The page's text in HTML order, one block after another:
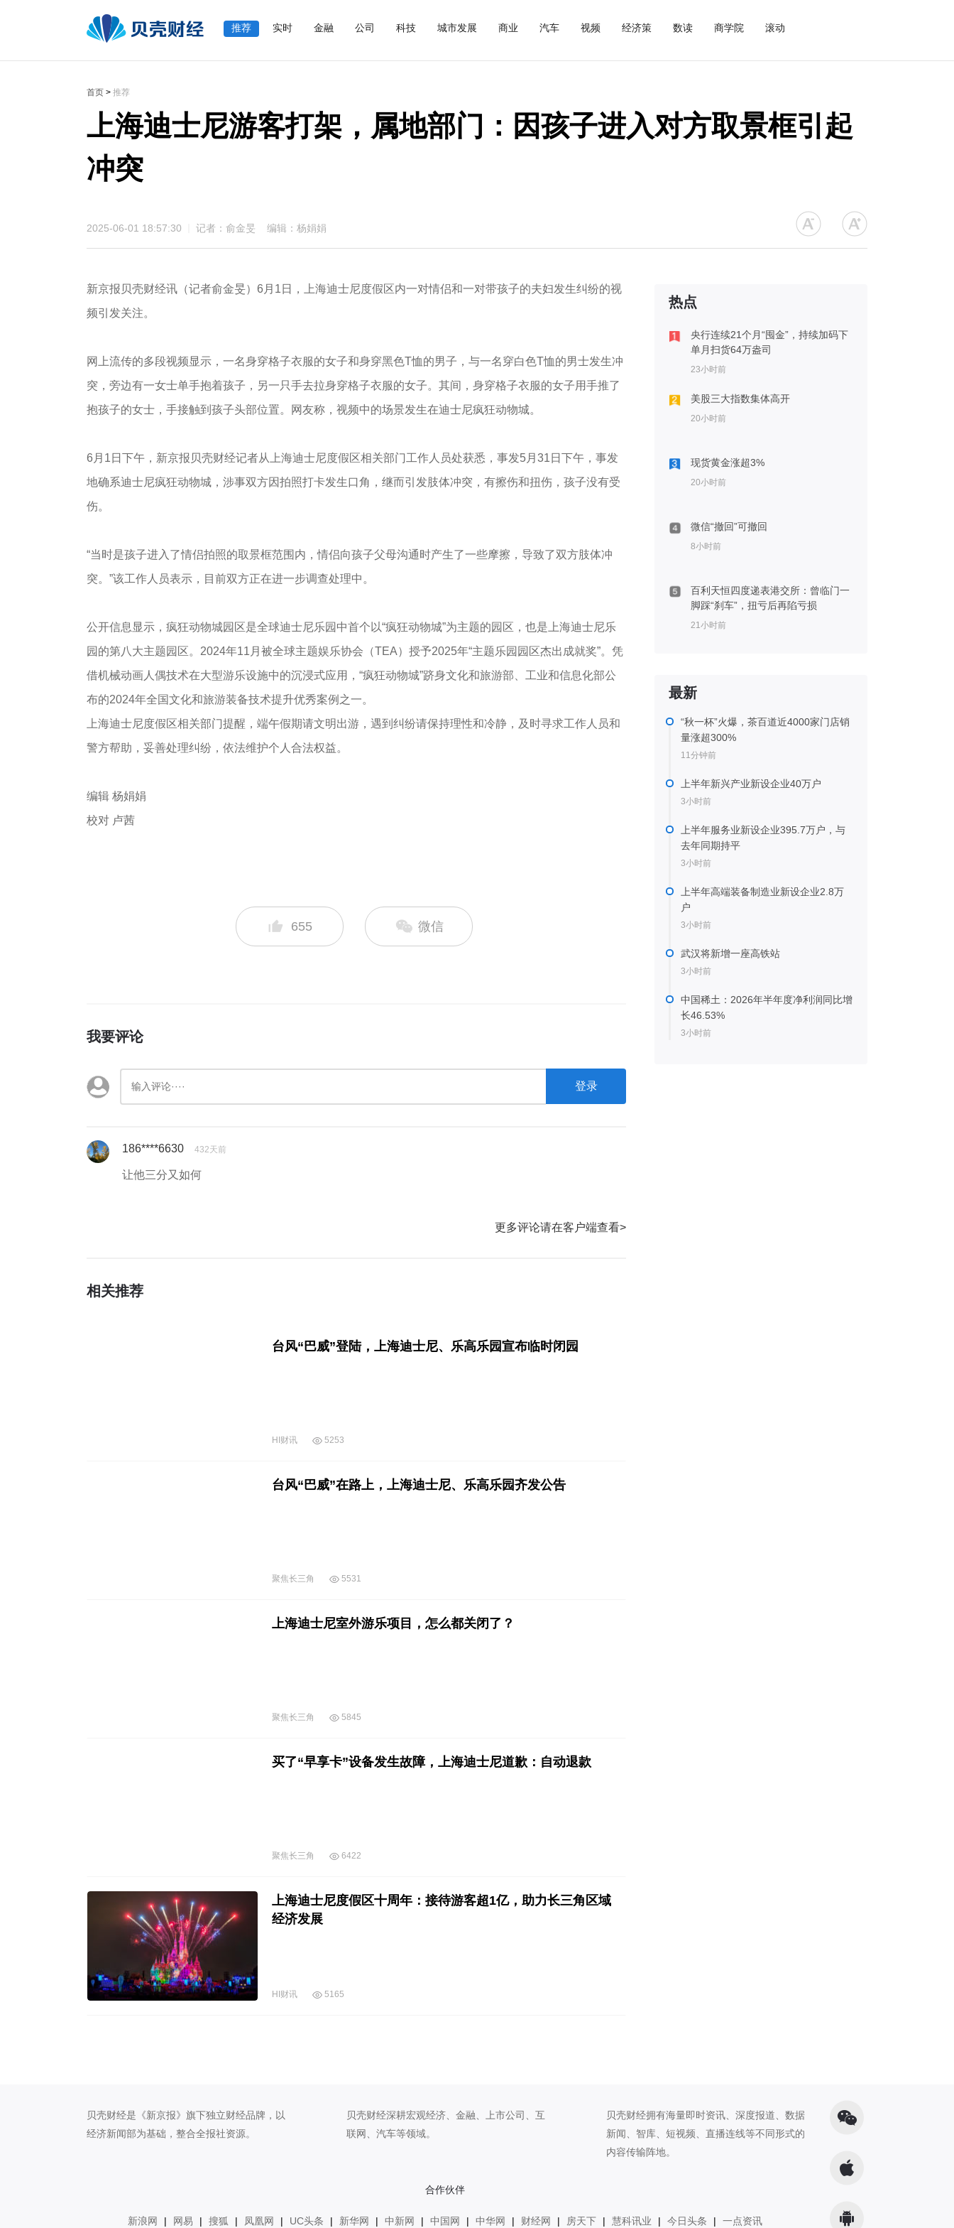
推荐 实时 金融 公司 科技 城市发展 商业 汽车 视频 经济策 数读 商学院 滚动
首页 > 推荐
上海迪士尼游客打架，属地部门：因孩子进入对方取景框引起
冲突
2025-06-01 18:57:30 记者：俞金旻 编辑：杨娟娟
新京报贝壳财经讯（记者俞金旻）6月1日，上海迪士尼度假区内一对情侣和一对带孩子的夫妇发生纠纷的视
频引发关注。
网上流传的多段视频显示，一名身穿格子衣服的女子和身穿黑色T恤的男子，与一名穿白色T恤的男士发生冲
突，旁边有一女士单手抱着孩子，另一只手去拉身穿格子衣服的女子。其间，身穿格子衣服的女子用手推了
抱孩子的女士，手接触到孩子头部位置。网友称，视频中的场景发生在迪士尼疯狂动物城。
6月1日下午，新京报贝壳财经记者从上海迪士尼度假区相关部门工作人员处获悉，事发5月31日下午，事发
地确系迪士尼疯狂动物城，涉事双方因拍照打卡发生口角，继而引发肢体冲突，有擦伤和扭伤，孩子没有受
伤。
“当时是孩子进入了情侣拍照的取景框范围内，情侣向孩子父母沟通时产生了一些摩擦，导致了双方肢体冲
突。”该工作人员表示，目前双方正在进一步调查处理中。
公开信息显示，疯狂动物城园区是全球迪士尼乐园中首个以“疯狂动物城”为主题的园区，也是上海迪士尼乐
园的第八大主题园区。2024年11月被全球主题娱乐协会（TEA）授予2025年“主题乐园园区杰出成就奖”。凭
借机械动画人偶技术在大型游乐设施中的沉浸式应用，“疯狂动物城”跻身文化和旅游部、工业和信息化部公
布的2024年全国文化和旅游装备技术提升优秀案例之一。
上海迪士尼度假区相关部门提醒，端午假期请文明出游，遇到纠纷请保持理性和冷静，及时寻求工作人员和
警方帮助，妥善处理纠纷，依法维护个人合法权益。
编辑 杨娟娟
校对 卢茜
655 微信
我要评论
登录
186****6630 432天前
让他三分又如何
更多评论请在客户端查看>
相关推荐
台风“巴威”登陆，上海迪士尼、乐高乐园宣布临时闭园
HI财讯 5253
台风“巴威”在路上，上海迪士尼、乐高乐园齐发公告
聚焦长三角 5531
上海迪士尼室外游乐项目，怎么都关闭了？
聚焦长三角 5845
买了“早享卡”设备发生故障，上海迪士尼道歉：自动退款
聚焦长三角 6422
上海迪士尼度假区十周年：接待游客超1亿，助力长三角区域
经济发展
HI财讯 5165
热点
央行连续21个月“囤金”，持续加码下
单月扫货64万盎司
23小时前
美股三大指数集体高开
20小时前
现货黄金涨超3%
20小时前
微信“撤回”可撤回
8小时前
百利天恒四度递表港交所：曾临门一
脚踩“刹车”，扭亏后再陷亏损
21小时前
最新
“秋一杯”火爆，茶百道近4000家门店销
量涨超300%
11分钟前
上半年新兴产业新设企业40万户
3小时前
上半年服务业新设企业395.7万户，与
去年同期持平
3小时前
上半年高端装备制造业新设企业2.8万
户
3小时前
武汉将新增一座高铁站
3小时前
中国稀土：2026年半年度净利润同比增
长46.53%
3小时前
贝壳财经是《新京报》旗下独立财经品牌，以
经济新闻部为基础，整合全报社资源。
贝壳财经深耕宏观经济、金融、上市公司、互
联网、汽车等领域。
贝壳财经拥有海量即时资讯、深度报道、数据
新闻、智库、短视频、直播连线等不同形式的
内容传输阵地。
合作伙伴
新浪网 | 网易 | 搜狐 | 凤凰网 | UC头条 | 新华网 | 中新网 | 中国网 | 中华网 | 财经网 | 房天下 | 慧科讯业 | 今日头条 | 一点资讯